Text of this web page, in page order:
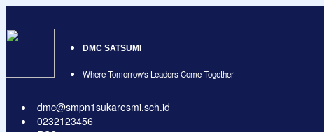
DMC SATSUMI
Where Tomorrow's Leaders Come Together
dmc@smpn1sukaresmi.sch.id
0232123456